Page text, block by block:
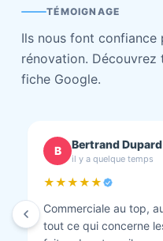
TÉMOIGNAGE
Ils nous font confiance
rénovation.
fiche Google.
C chantal
il y a quelque temps
★★★★★
Isolation combles et
Travaux bien faits.